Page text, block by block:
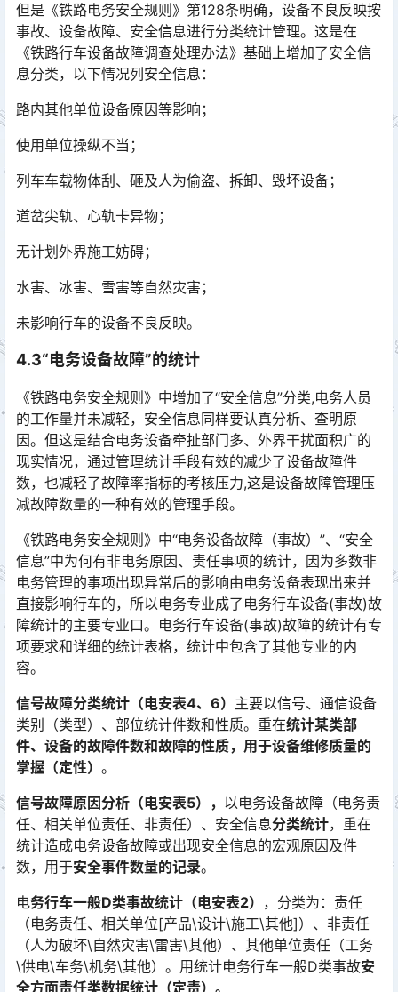
但是《铁路电务安全规则》第128条明确，设备不良反映按
事故、设备故障、安全信息进行分类统计管理。这是在
《铁路行车设备故障调查处理办法》基础上增加了安全信
息分类，以下情况列安全信息：󠅅󠅃󠄵󠅂󠄪󠇖󠆨󠆨󠇕󠆞󠆒󠅬󠇘󠆭󠆘󠇙󠆝󠅵󠇗󠆭󠆁󠄐󠇗󠅹󠅸󠇖󠆍󠅳󠇖󠅹󠅰󠇖󠆌󠅹
路内其他单位设备原因等影响；
使用单位操纵不当；
列车车载物体刮、砸及人为偷盗、拆卸、毁坏设备；
道岔尖轨、心轨卡异物；
无计划外界施工妨碍；
水害、冰害、雪害等自然灾害；
未影响行车的设备不良反映。
4.3“电务设备故障”的统计
《铁路电务安全规则》中增加了“安全信息”分类,电务人员
的工作量并未减轻，安全信息同样要认真分析、查明原
因。但这是结合电务设备牵扯部门多、外界干扰面积广的
现实情况，通过管理统计手段有效的减少了设备故障件
数，也减轻了故障率指标的考核压力,这是设备故障管理压
减故障数量的一种有效的管理手段。󠅅󠅃󠄵󠅂󠄪󠇖󠆨󠆨󠇕󠆞󠆒󠅬󠇘󠆭󠆘󠇙󠆝󠅵󠇗󠆭󠆁󠄐󠇗󠅹󠅸󠇖󠆍󠅳󠇖󠅹󠅰󠇖󠆌󠅹
《铁路电务安全规则》中“电务设备故障（事故）”、“安全
信息”中为何有非电务原因、责任事项的统计，因为多数非
电务管理的事项出现异常后的影响由电务设备表现出来并
直接影响行车的，所以电务专业成了电务行车设备(事故)故
障统计的主要专业口。电务行车设备(事故)故障的统计有专
项要求和详细的统计表格，统计中包含了其他专业的内
容。󠅅󠅃󠄵󠅂󠄪󠇖󠆨󠆨󠇕󠆞󠆒󠅬󠇘󠆭󠆘󠇙󠆝󠅵󠇗󠆭󠆁󠄐󠇗󠅹󠅸󠇖󠆍󠅳󠇖󠅹󠅰󠇖󠆌󠅹
信号故障分类统计（电安表4、6） 主要以信号、通信设备
类别（类型）、部位统计件数和性质。重在统计某类部
件、设备的故障件数和故障的性质，用于设备维修质量的
掌握（定性） 。
信号故障原因分析（电安表5）， 以电务设备故障（电务责
任、相关单位责任、非责任）、安全信息分类统计，重在
统计造成电务设备故障或出现安全信息的宏观原因及件
数，用于安全事件数量的记录。
电务行车一般D类事故统计（电安表2） ，分类为：责任
（电务责任、相关单位[产品\设计\施工\其他]）、非责任
（人为破坏\自然灾害\雷害\其他）、其他单位责任（工务
\供电\车务\机务\其他）。用统计电务行车一般D类事故󠅅󠅃󠄵󠅂󠄪󠇖󠆨󠆨󠇕󠆞󠆒󠅬󠇘󠆭󠆘󠇙󠆝󠅵󠇗󠆭󠆁󠄐󠇗󠅹󠅸󠇖󠆍󠅳󠇖󠅹󠅰󠇖󠆌󠅹安
全方面责任类数据统计（定责）。